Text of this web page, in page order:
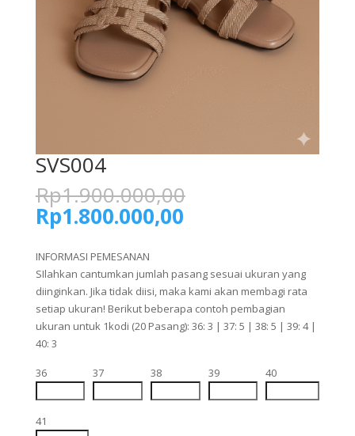
SVS004
Rp1.900.000,00
Rp1.800.000,00Harga
adalah:
Rp1.800.000,00.
INFORMASI PEMESANAN
SIlahkan cantumkan jumlah pasang sesuai ukuran yang
diinginkan. Jika tidak diisi, maka kami akan membagi rata
setiap ukuran! Berikut beberapa contoh pembagian
ukuran untuk 1kodi (20 Pasang): 36: 3 | 37: 5 | 38: 5 | 39: 4 |
40: 3
36 37 38 39 40
41